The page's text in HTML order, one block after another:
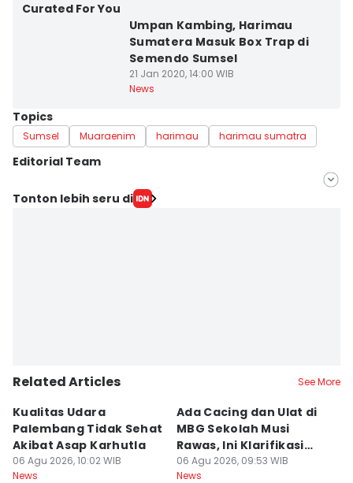
Curated For You
Umpan Kambing, Harimau
Sumatera Masuk Box Trap di
Semendo Sumsel
21 Jan 2020, 14:00 WIB
News
Topics
Sumsel Muaraenim harimau harimau sumatra
Editorial Team
Editor
Tonton lebih seru di
Related Articles See More
Kualitas Udara
Palembang Tidak Sehat
Akibat Asap Karhutla
06 Agu 2026, 10:02 WIB
News
Ada Cacing dan Ulat di
MBG Sekolah Musi
Rawas, Ini Klarifikasi
SPPG
06 Agu 2026, 09:53 WIB
News